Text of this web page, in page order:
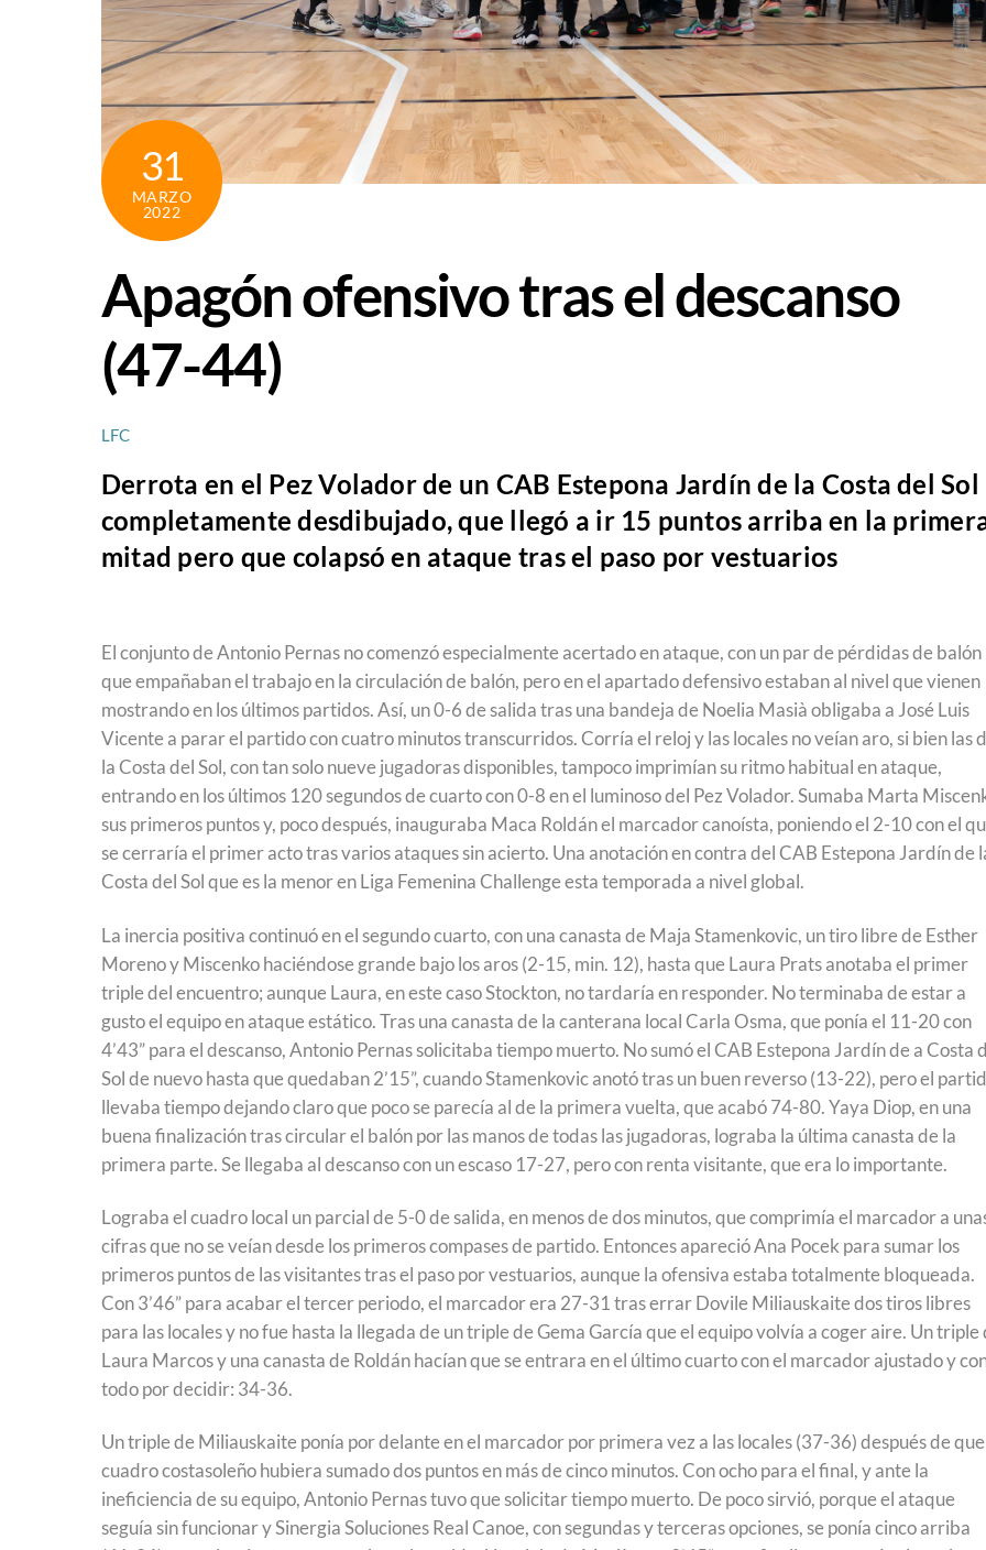
31
MARZO
2022
Apagón ofensivo tras el descanso
(47-44)
LFC
Derrota en el Pez Volador de un CAB Estepona Jardín de la Costa del Sol
completamente desdibujado, que llegó a ir 15 puntos arriba en la
mitad pero que colapsó en ataque tras el paso por vestuarios
El conjunto de Antonio Pernas no comenzó especialmente acertado en ataque, con un par de pérdidas de balón
que empañaban el trabajo en la circulación de balón, pero en el apartado defensivo estaban al nivel que vienen
mostrando en los últimos partidos. Así, un 0-6 de salida tras una bandeja de Noelia Masià obligaba a José Luis
Vicente a parar el partido con cuatro minutos transcurridos. Corría el reloj y las locales no veían aro, si bien las
la Costa del Sol, con tan solo nueve jugadoras disponibles, tampoco imprimían su ritmo habitual en ataque,
entrando en los últimos 120 segundos de cuarto con 0-8 en el luminoso del Pez Volador. Sumaba Marta
sus primeros puntos y, poco después, inauguraba Maca Roldán el marcador canoísta, poniendo el 2-10 con el
se cerraría el primer acto tras varios ataques sin acierto. Una anotación en contra del CAB Estepona Jardín de
Costa del Sol que es la menor en Liga Femenina Challenge esta temporada a nivel global.
La inercia positiva continuó en el segundo cuarto, con una canasta de Maja Stamenkovic, un tiro libre de Esther
Moreno y Miscenko haciéndose grande bajo los aros (2-15, min. 12), hasta que Laura Prats anotaba el primer
triple del encuentro; aunque Laura, en este caso Stockton, no tardaría en responder. No terminaba de estar a
gusto el equipo en ataque estático. Tras una canasta de la canterana local Carla Osma, que ponía el 11-20 con
4’43” para el descanso, Antonio Pernas solicitaba tiempo muerto. No sumó el CAB Estepona Jardín de a Costa
Sol de nuevo hasta que quedaban 2’15”, cuando Stamenkovic anotó tras un buen reverso (13-22), pero el
llevaba tiempo dejando claro que poco se parecía al de la primera vuelta, que acabó 74-80. Yaya Diop, en una
buena finalización tras circular el balón por las manos de todas las jugadoras, lograba la última canasta de la
primera parte. Se llegaba al descanso con un escaso 17-27, pero con renta visitante, que era lo importante.
Lograba el cuadro local un parcial de 5-0 de salida, en menos de dos minutos, que comprimía el marcador a
cifras que no se veían desde los primeros compases de partido. Entonces apareció Ana Pocek para sumar los
primeros puntos de las visitantes tras el paso por vestuarios, aunque la ofensiva estaba totalmente bloqueada.
Con 3’46” para acabar el tercer periodo, el marcador era 27-31 tras errar Dovile Miliauskaite dos tiros libres
para las locales y no fue hasta la llegada de un triple de Gema García que el equipo volvía a coger aire. Un triple
Laura Marcos y una canasta de Roldán hacían que se entrara en el último cuarto con el marcador ajustado y
todo por decidir: 34-36.
Un triple de Miliauskaite ponía por delante en el marcador por primera vez a las locales (37-36) después de
cuadro costasoleño hubiera sumado dos puntos en más de cinco minutos. Con ocho para el final, y ante la
ineficiencia de su equipo, Antonio Pernas tuvo que solicitar tiempo muerto. De poco sirvió, porque el ataque
seguía sin funcionar y Sinergia Soluciones Real Canoe, con segundas y terceras opciones, se ponía cinco arriba